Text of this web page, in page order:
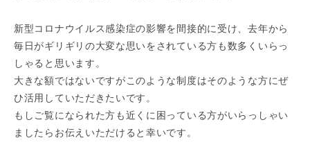
新型コロナウイルス感染症の影響を間接的に受け、去年から
毎日がギリギリの大変な思いをされている方も数多くいらっ
しゃると思います。
大きな額ではないですがこのような制度はそのような方にぜ
ひ活用していただきたいです。
もしご覧になられた方も近くに困っている方がいらっしゃい
ましたらお伝えいただけると幸いです。